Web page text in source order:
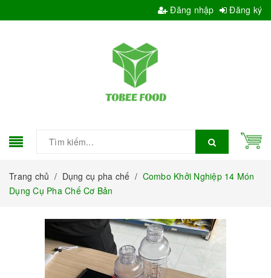
Đăng nhập Đăng ký
Trang chủ / Dụng cụ pha chế / Combo Khởi Nghiệp 14 Món
Dụng Cụ Pha Chế Cơ Bản